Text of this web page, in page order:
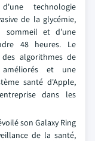
technologie
de la glycémie,
sommeil et d'une
48 heures. Le
algorithmes de
améliorés et une
santé d'Apple,
dans les
son Galaxy Ring
de la santé,